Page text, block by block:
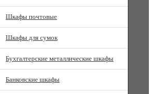
Шкафы почтовые
Шкафы для сумок
Бухгалтерские металлические шкафы
Банковские шкафы